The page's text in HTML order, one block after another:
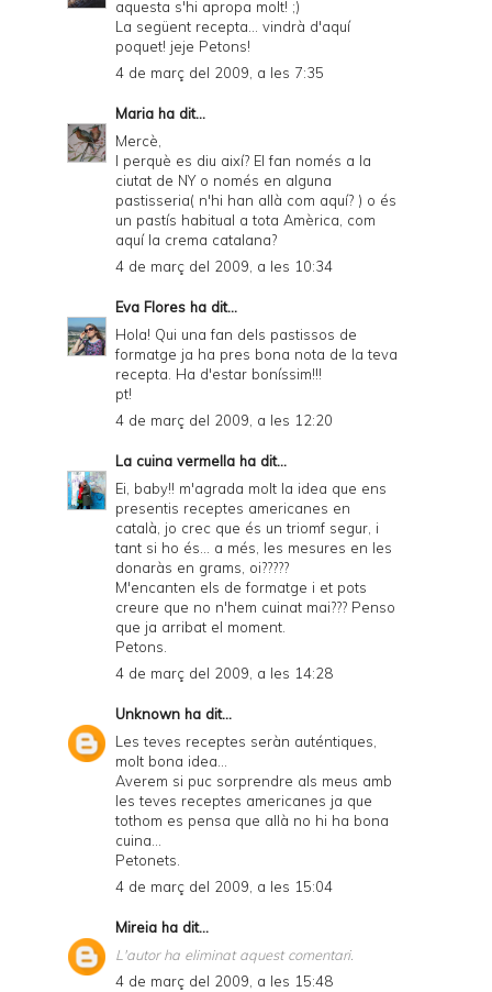
n
d
P
D
aquesta s'hi apropa molt! ;)
La següent recepta... vindrà d'aquí
poquet! jeje Petons!
4 de març del 2009, a les 7:35
Maria ha dit...
Mercè,
I perquè es diu així? El fan només a la
ciutat de NY o només en alguna
pastisseria( n'hi han allà com aquí? ) o és
un pastís habitual a tota Amèrica, com
aquí la crema catalana?
4 de març del 2009, a les 10:34
Eva Flores ha dit...
Hola! Qui una fan dels pastissos de
formatge ja ha pres bona nota de la teva
recepta. Ha d'estar boníssim!!!
pt!
4 de març del 2009, a les 12:20
La cuina vermella ha dit...
Ei, baby!! m'agrada molt la idea que ens
presentis receptes americanes en
català, jo crec que és un triomf segur, i
tant si ho és... a més, les mesures en les
donaràs en grams, oi?????
M'encanten els de formatge i et pots
creure que no n'hem cuinat mai??? Penso
que ja arribat el moment.
Petons.
4 de març del 2009, a les 14:28
Unknown ha dit...
Les teves receptes seràn auténtiques,
molt bona idea...
Averem si puc sorprendre als meus amb
les teves receptes americanes ja que
tothom es pensa que allà no hi ha bona
cuina...
Petonets.
4 de març del 2009, a les 15:04
Mireia ha dit...
L'autor ha eliminat aquest comentari.
4 de març del 2009, a les 15:48